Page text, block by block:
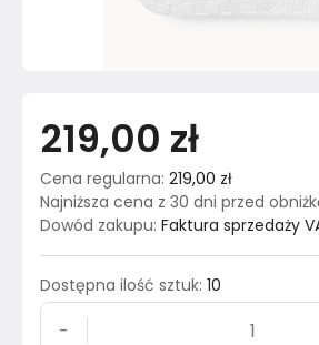
219,00 zł
Cena regularna: 219,00 zł
Najniższa cena z 30 dni przed
Dowód zakupu: Faktura sprzedaży
Dostępna ilość sztuk: 10
-